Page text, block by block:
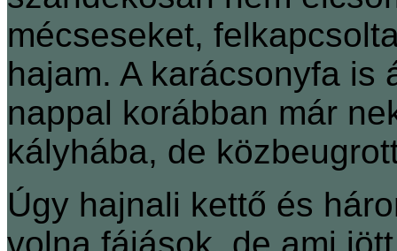
mécseseket,
hajam. A karácsonyfa is
nappal korábban már
kályhába, de
Úgy hajnali kettő és
volna fájások, de ami